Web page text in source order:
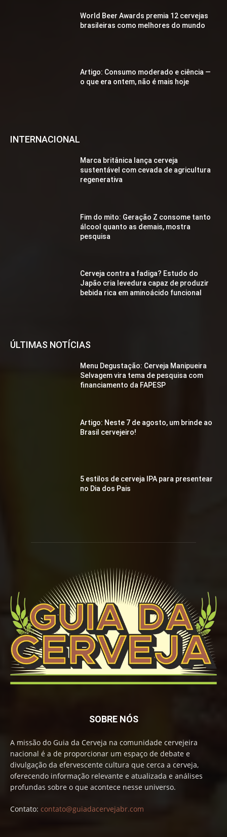
World Beer Awards premia 12 cervejas
brasileiras como melhores do mundo
Artigo: Consumo moderado e ciência —
o que era ontem, não é mais hoje
INTERNACIONAL
Marca britânica lança cerveja
sustentável com cevada de agricultura
regenerativa
Fim do mito: Geração Z consome tanto
álcool quanto as demais, mostra
pesquisa
Cerveja contra a fadiga? Estudo do
Japão cria levedura capaz de produzir
bebida rica em aminoácido funcional
ÚLTIMAS NOTÍCIAS
Menu Degustação: Cerveja Manipueira
Selvagem vira tema de pesquisa com
financiamento da FAPESP
Artigo: Neste 7 de agosto, um brinde ao
Brasil cervejeiro!
5 estilos de cerveja IPA para presentear
no Dia dos Pais
SOBRE NÓS
A missão do Guia da Cerveja na comunidade cervejeira
nacional é a de proporcionar um espaço de debate e
divulgação da efervescente cultura que cerca a cerveja,
oferecendo informação relevante e atualizada e análises
profundas sobre o que acontece nesse universo.
Contato: contato@guiadacervejabr.com